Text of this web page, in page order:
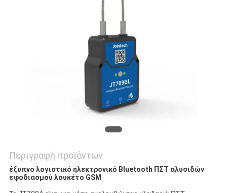
Περιγραφή προϊόντων
έξυπνο λογιστικό ηλεκτρονικό Bluetooth ΠΣΤ αλυσιδών
εφοδιασμού λουκέτο GSM